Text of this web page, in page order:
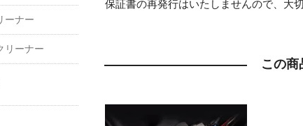
保証書の再発行はいたしませんので、大
この
ーナー
ーナー